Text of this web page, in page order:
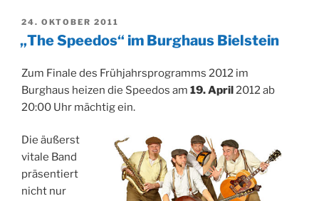
VERÖFFENTLICHT
AM
24. OKTOBER 2011
„The Speedos“ im Burghaus Bielstein
Zum Finale des Frühjahrsprogramms 2012 im
Burghaus heizen die Speedos am 19. April2012 ab
20:00 Uhr mächtig ein.
Die äußerst
vitale Band
präsentiert
nicht nur